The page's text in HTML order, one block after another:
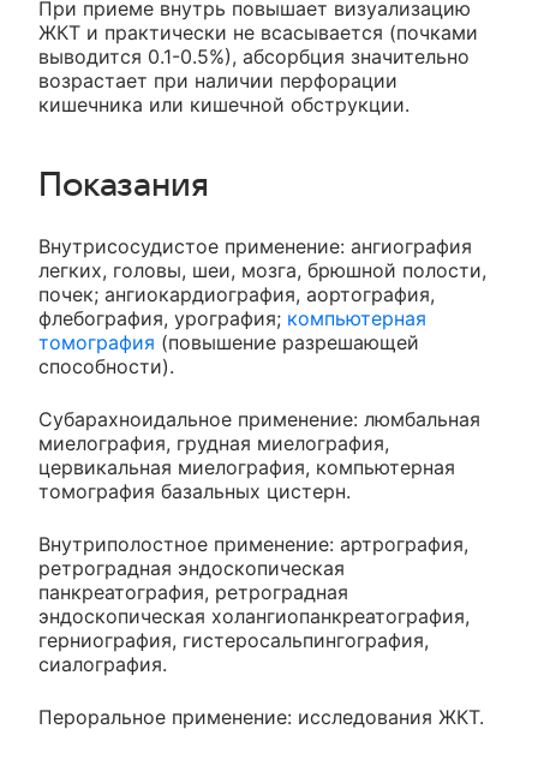
При приеме внутрь повышает визуализацию
ЖКТ и практически не всасывается (почками
выводится 0.1-0.5%), абсорбция значительно
возрастает при наличии перфорации
кишечника или кишечной обструкции.
Показания
Внутрисосудистое применение: ангиография
легких, головы, шеи, мозга, брюшной полости,
почек; ангиокардиография, аортография,
флебография, урография; компьютерная
томография (повышение разрешающей
способности).
Субарахноидальное применение: люмбальная
миелография, грудная миелография,
цервикальная миелография, компьютерная
томография базальных цистерн.
Внутриполостное применение: артрография,
ретроградная эндоскопическая
панкреатография, ретроградная
эндоскопическая холангиопанкреатография,
герниография, гистеросальпингография,
сиалография.
Пероральное применение: исследования ЖКТ.